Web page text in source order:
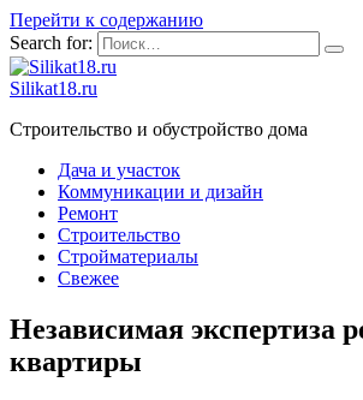
Перейти к содержанию
Search for:
Silikat18.ru
Строительство и обустройство дома
Дача и участок
Коммуникации и дизайн
Ремонт
Строительство
Стройматериалы
Свежее
Независимая экспертиза
квартиры